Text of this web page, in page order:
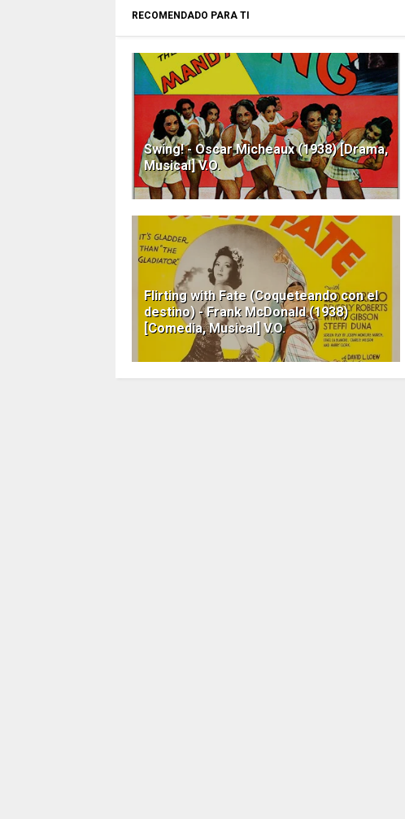
RECOMENDADO PARA TI
Swing! - Oscar Micheaux (1938) [Drama,
Musical] V.O.
Flirting with Fate (Coqueteando con el
destino) - Frank McDonald (1938)
[Comedia, Musical] V.O.